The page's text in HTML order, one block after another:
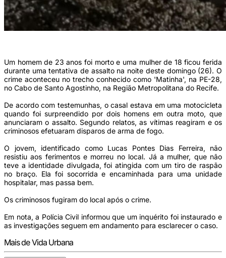
Um homem de 23 anos foi morto e uma mulher de 18 ficou ferida
durante uma tentativa de assalto na noite deste domingo (26). O
crime aconteceu no trecho conhecido como 'Matinha', na PE-28,
no Cabo de Santo Agostinho, na Região Metropolitana do Recife.
De acordo com testemunhas, o casal estava em uma motocicleta
quando foi surpreendido por dois homens em outra moto, que
anunciaram o assalto. Segundo relatos, as vítimas reagiram e os
criminosos efetuaram disparos de arma de fogo.
O jovem, identificado como Lucas Pontes Dias Ferreira, não
resistiu aos ferimentos e morreu no local. Já a mulher, que não
teve a identidade divulgada, foi atingida com um tiro de raspão
no braço. Ela foi socorrida e encaminhada para uma unidade
hospitalar, mas passa bem.
Os criminosos fugiram do local após o crime.
Em nota, a Polícia Civil informou que um inquérito foi instaurado e
as investigações seguem em andamento para esclarecer o caso.
Mais de Vida Urbana